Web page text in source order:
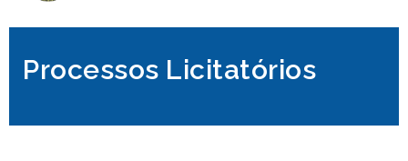
Processos Licitatórios